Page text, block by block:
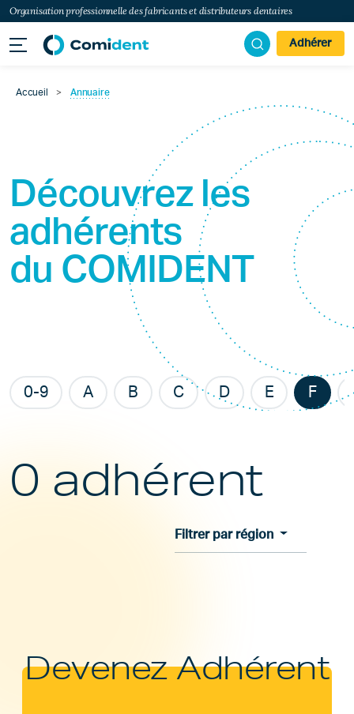
Organisation professionnelle des fabricants et distributeurs dentaires
Adhérer
Accueil > Annuaire
Découvrez les
adhérents
du COMIDENT
0-9 A B C D E F
0 adhérent
Filtrer par région
Devenez Adhérent